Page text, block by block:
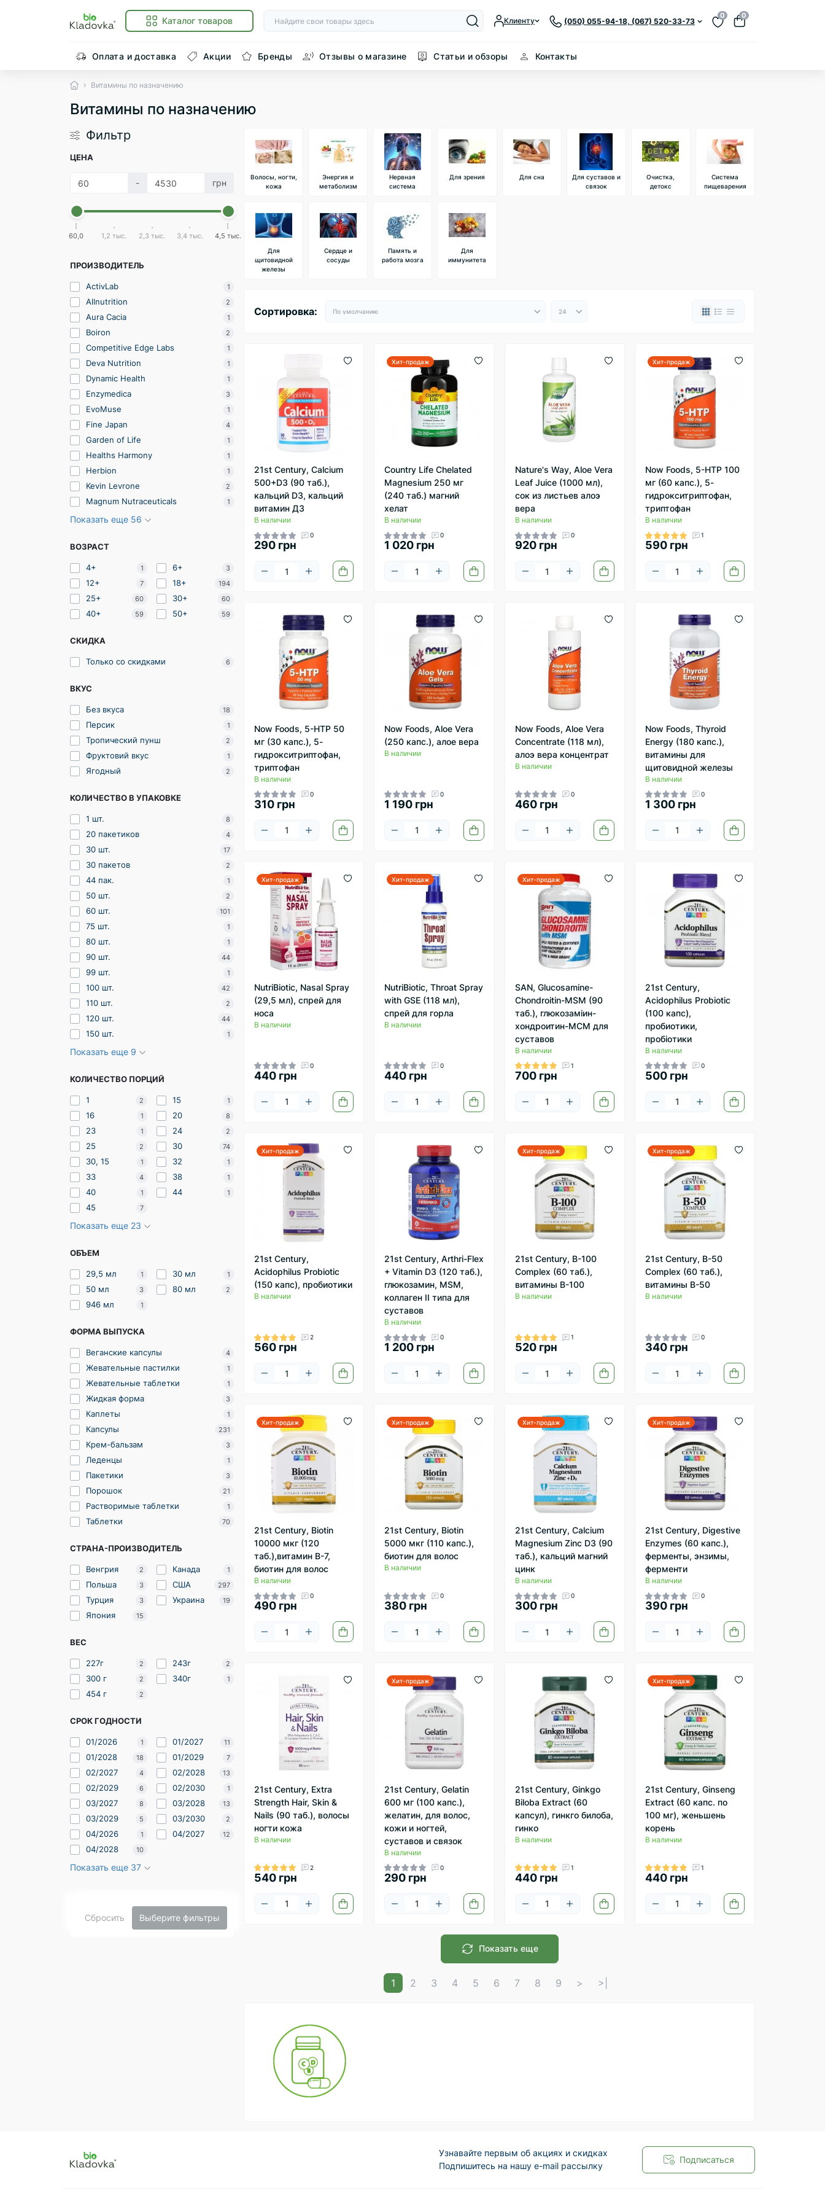
Каталог товаров Клиенту (050) 055-94-18, (067) 520-33-73
0 0
Оплата и доставка Акции Бренды Отзывы о магазине Статьи и обзоры Контакты
Витамины по назначению
Витамины по назначению
Фильтр
ЦЕНА
- грн
60,0 1,2 тыс. 2,3 тыс. 3,4 тыс. 4,5 тыс.
ПРОИЗВОДИТЕЛЬ
ActivLab 1
Allnutrition 2
Aura Cacia 1
Boiron 2
Competitive Edge Labs 1
Deva Nutrition 1
Dynamic Health 1
Enzymedica 3
EvoMuse 1
Fine Japan 4
Garden of Life 1
Healths Harmony 1
Herbion 1
Kevin Levrone 2
Magnum Nutraceuticals 1
Показать еще 56
ВОЗРАСТ
4+ 1 6+ 3
12+ 7 18+ 194
25+ 60 30+ 60
40+ 59 50+ 59
СКИДКА
Только со cкидками 6
ВКУС
Без вкуса 18
Персик 1
Тропический пунш 2
Фруктовий вкус 1
Ягодный 2
КОЛИЧЕСТВО В УПАКОВКЕ
1 шт. 8
20 пакетиков 4
30 шт. 17
30 пакетов 2
44 пак. 1
50 шт. 2
60 шт. 101
75 шт. 1
80 шт. 1
90 шт. 44
99 шт. 1
100 шт. 42
110 шт. 2
120 шт. 44
150 шт. 1
Показать еще 9
КОЛИЧЕСТВО ПОРЦИЙ
1 2 15 1
16 1 20 8
23 1 24 2
25 2 30 74
30, 15 1 32 1
33 4 38 1
40 1 44 1
45 7
Показать еще 23
ОБЪЕМ
29,5 мл 1 30 мл 1
50 мл 3 80 мл 2
946 мл 1
ФОРМА ВЫПУСКА
Веганские капсулы 4
Жевательные пастилки 1
Жевательные таблетки 1
Жидкая форма 3
Каплеты 1
Капсулы 231
Крем-бальзам 3
Леденцы 1
Пакетики 3
Порошок 21
Растворимые таблетки 1
Таблетки 70
СТРАНА-ПРОИЗВОДИТЕЛЬ
Венгрия 2 Канада 1
Польша 3 США 297
Турция 3 Украина 19
Япония 15
ВЕС
227г 2 243г 2
300 г 2 340г 1
454 г 2
СРОК ГОДНОСТИ
01/2026 1 01/2027 11
01/2028 18 01/2029 7
02/2027 4 02/2028 13
02/2029 6 02/2030 1
03/2027 8 03/2028 13
03/2029 5 03/2030 2
04/2026 1 04/2027 12
04/2028 10
Показать еще 37
Сбросить Выберите фильтры
Волосы, ногти,
кожа
Энергия и
метаболизм
Нервная
система
Для зрения Для сна
Для суставов и
связок
Очистка,
детокс
Система
пищеварения
Для
щитовидной
железы
Сердце и
сосуды
Память и
работа мозга
Для
иммунитета
Сортировка:
21st Century, Calcium
500+D3 (90 таб.),
кальций D3, кальций
витамин Д3
В наличии
0
290 грн
Хит-продаж
Country Life Chelated
Magnesium 250 мг
(240 таб.) магний
хелат
В наличии
0
1 020 грн
Nature's Way, Aloe Vera
Leaf Juice (1000 мл),
сок из листьев алоэ
вера
В наличии
0
920 грн
Хит-продаж
Now Foods, 5-HTP 100
мг (60 капс.), 5-
гидрокситриптофан,
триптофан
В наличии
1
590 грн
Now Foods, 5-HTP 50
мг (30 капс.), 5-
гидрокситриптофан,
триптофан
В наличии
0
310 грн
Now Foods, Aloe Vera
(250 капс.), алое вера
В наличии
0
1 190 грн
Now Foods, Aloe Vera
Concentrate (118 мл),
алоэ вера концентрат
В наличии
0
460 грн
Now Foods, Thyroid
Energy (180 капс.),
витамины для
щитовидной железы
В наличии
0
1 300 грн
Хит-продаж
NutriBiotic, Nasal Spray
(29,5 мл), спрей для
носа
В наличии
0
440 грн
Хит-продаж
NutriBiotic, Throat Spray
with GSE (118 мл),
спрей для горла
В наличии
0
440 грн
Хит-продаж
SAN, Glucosamine-
Chondroitin-MSM (90
таб.), глюкозаміин-
хондроитин-МСМ для
суставов
В наличии
1
700 грн
21st Century,
Acidophilus Probiotic
(100 капс),
пробиотики,
пробіотики
В наличии
0
500 грн
Хит-продаж
21st Century,
Acidophilus Probiotic
(150 капс), пробиотики
В наличии
2
560 грн
21st Century, Arthri-Flex
+ Vitamin D3 (120 таб.),
глюкозамин, MSM,
коллаген II типа для
суставов
В наличии
0
1 200 грн
Хит-продаж
21st Century, B-100
Complex (60 таб.),
витамины B-100
В наличии
1
520 грн
Хит-продаж
21st Century, B-50
Complex (60 таб.),
витамины B-50
В наличии
0
340 грн
Хит-продаж
21st Century, Biotin
10000 мкг (120
таб.),витамин B-7,
биотин для волос
В наличии
0
490 грн
Хит-продаж
21st Century, Biotin
5000 мкг (110 капс.),
биотин для волос
В наличии
0
380 грн
Хит-продаж
21st Century, Calcium
Magnesium Zinc D3 (90
таб.), кальций магний
цинк
В наличии
0
300 грн
Хит-продаж
21st Century, Digestive
Enzymes (60 капс.),
ферменты, энзимы,
ферменти
В наличии
0
390 грн
21st Century, Extra
Strength Hair, Skin &
Nails (90 таб.), волосы
ногти кожа
В наличии
2
540 грн
Хит-продаж
21st Century, Gelatin
600 мг (100 капс.),
желатин, для волос,
кожи и ногтей,
суставов и связок
В наличии
0
290 грн
21st Century, Ginkgo
Biloba Extract (60
капсул), гинкго билоба,
гинко
В наличии
1
440 грн
Хит-продаж
21st Century, Ginseng
Extract (60 капс. по
100 мг), женьшень
корень
В наличии
1
440 грн
Показать еще
1 2 3 4 5 6 7 8 9 > >|
Узнавайте первым об акциях и скидках
Подпишитесь на нашу e-mail рассылку
Подписаться